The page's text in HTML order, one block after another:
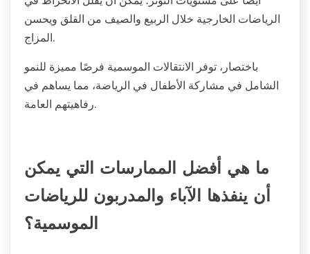
الرياضات الخارجية خلال الربيع والصيف من القلق ويحسن
المزاج.
باختصار، توفر الانتقالات الموسمية فرصًا مميزة للنمو
الشامل في مشاركة الأطفال في الرياضة، مما يساهم في
رفاهيتهم العامة.
ما هي أفضل الممارسات التي يمكن
أن ينفذها الآباء والمدربون للرياضات
الموسمية؟